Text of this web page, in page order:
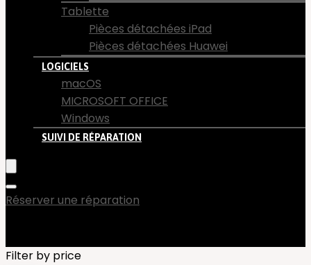
Tablette
Pièces détachées iPad
Pièces détachées Huawei
LOGICIELS
macOS
MICROSOFT OFFICE
Windows
SUIVI DE RÉPARATION
Réserver une réparation
Filter by price